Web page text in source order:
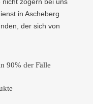
in Ascheberg
der sich von
90% der Fälle